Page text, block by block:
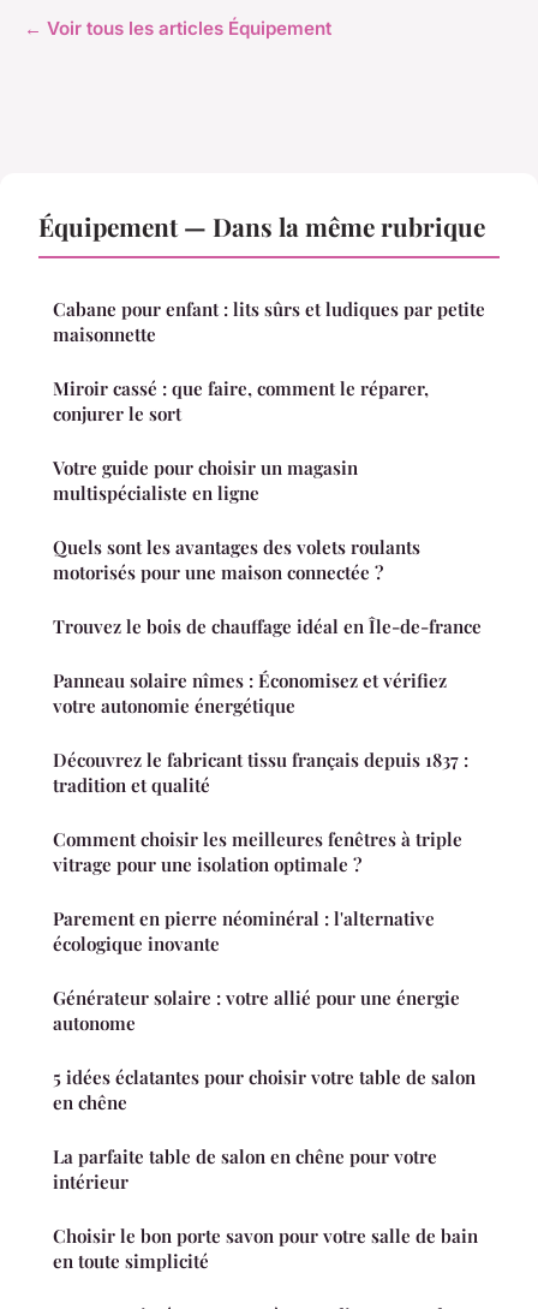
← Voir tous les articles Équipement
Équipement — Dans la même rubrique
Cabane pour enfant : lits sûrs et ludiques par petite
maisonnette
Miroir cassé : que faire, comment le réparer,
conjurer le sort
Votre guide pour choisir un magasin
multispécialiste en ligne
Quels sont les avantages des volets roulants
motorisés pour une maison connectée ?
Trouvez le bois de chauffage idéal en Île-de-france
Panneau solaire nîmes : Économisez et vérifiez
votre autonomie énergétique
Découvrez le fabricant tissu français depuis 1837 :
tradition et qualité
Comment choisir les meilleures fenêtres à triple
vitrage pour une isolation optimale ?
Parement en pierre néominéral : l'alternative
écologique inovante
Générateur solaire : votre allié pour une énergie
autonome
5 idées éclatantes pour choisir votre table de salon
en chêne
La parfaite table de salon en chêne pour votre
intérieur
Choisir le bon porte savon pour votre salle de bain
en toute simplicité